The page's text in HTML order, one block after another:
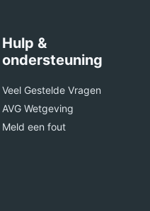
Hulp &
ondersteuning
Veel Gestelde Vragen
AVG Wetgeving
Meld een fout